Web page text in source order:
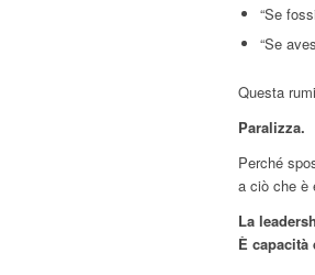
“Se
“Se
Questa
Paralizza.
Perché
a ciò che è
La
È